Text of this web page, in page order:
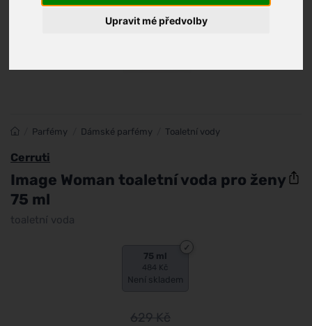
Upravit mé předvolby
Parfémy Dámské parfémy Toaletní vody
Cerruti
Image Woman toaletní voda pro ženy
75 ml
toaletní voda
75 ml
484 Kč
Není skladem
629Kč